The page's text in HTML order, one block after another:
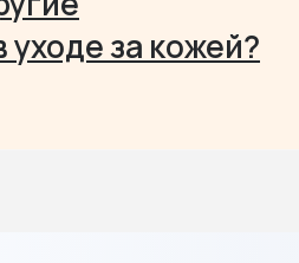
за кожей?